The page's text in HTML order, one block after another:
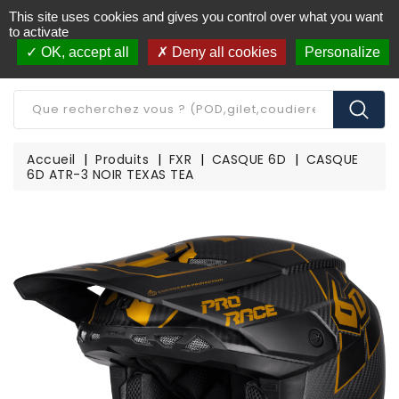
Livraison offerte à partir de 250€ d'achat (*)
CATÉGORIE
Accueil Produits FXR CASQUE 6D
CASQUE
6D ATR-3 NOIR TEXAS TEA
This site uses cookies and gives you control over what you want
to activate
OK, accept all
Deny all cookies Personalize